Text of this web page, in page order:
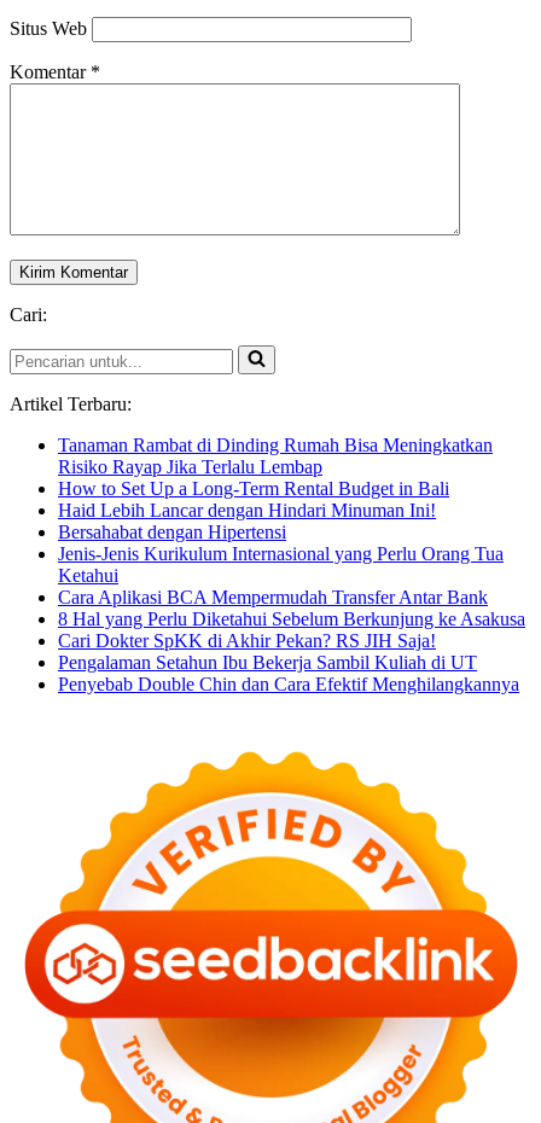
Situs Web
Komentar *
Cari:
Pencarian
untuk...
Artikel Terbaru:
Tanaman Rambat di Dinding Rumah Bisa Meningkatkan
Risiko Rayap Jika Terlalu Lembap
How to Set Up a Long-Term Rental Budget in Bali
Haid Lebih Lancar dengan Hindari Minuman Ini!
Bersahabat dengan Hipertensi
Jenis-Jenis Kurikulum Internasional yang Perlu Orang Tua
Ketahui
Cara Aplikasi BCA Mempermudah Transfer Antar Bank
8 Hal yang Perlu Diketahui Sebelum Berkunjung ke Asakusa
Cari Dokter SpKK di Akhir Pekan? RS JIH Saja!
Pengalaman Setahun Ibu Bekerja Sambil Kuliah di UT
Penyebab Double Chin dan Cara Efektif Menghilangkannya